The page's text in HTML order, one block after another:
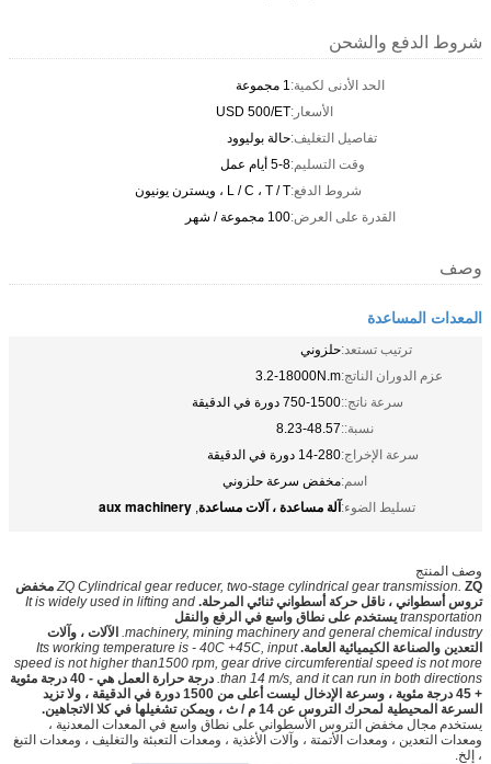
شروط الدفع والشحن
الحد الأدنى لكمية:1 مجموعة
الأسعار:USD 500/ET
تفاصيل التغليف:حالة بوليوود
وقت التسليم:5-8 أيام عمل
شروط الدفع:L / C ، T / T ، ويسترن يونيون
القدرة على العرض:100 مجموعة / شهر
وصف
المعدات المساعدة
ترتيب تستعد:حلزوني
عزم الدوران الناتج:3.2-18000N.m
سرعة ناتج::750-1500 دورة في الدقيقة
نسبة::8.23-48.57
سرعة الإخراج:14-280 دورة في الدقيقة
اسم:مخفض سرعة حلزوني
تسليط الضوء:آلة مساعدة ، آلات مساعدة,
aux machinery
وصف المنتج
ZQ Cylindrical gear reducer, two-stage cylindrical gear transmission.ZQ مخفض
تروس أسطواني ، ناقل حركة أسطواني ثنائي المرحلة. It is widely used in lifting and
transportation يستخدم على نطاق واسع في الرفع والنقل
machinery, mining machinery and general chemical industry. الآلات ، وآلات
التعدين والصناعة الكيميائية العامة. Its working temperature is - 40C +45C, input
speed is not higher than1500 rpm, gear drive circumferential speed is not more
than 14 m/s, and it can run in both directions.
درجة حرارة العمل هي - 40 درجة مئوية
+ 45 درجة مئوية ، وسرعة الإدخال ليست أعلى من 1500 دورة في الدقيقة ، ولا تزيد
السرعة المحيطية لمحرك التروس عن 14 م / ث ، ويمكن تشغيلها في كلا الاتجاهين.
يستخدم مجال مخفض التروس الأسطواني على نطاق واسع في المعدات المعدنية ،
ومعدات التعدين ، ومعدات الأتمتة ، وآلات الأغذية ، ومعدات التعبئة والتغليف ، ومعدات التبغ
، إلخ.